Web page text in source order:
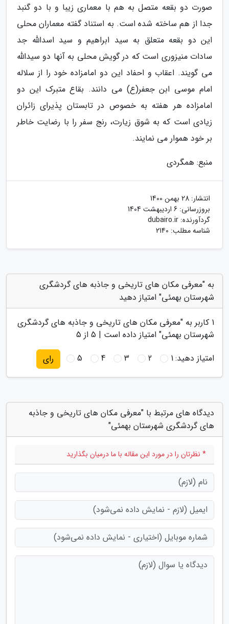
صورت دو بقعه متصل به هم با معماری زیبا و با دو گنبد
جدا از هم ساخته شده است. به استناد گفته معماران محلی
این دو بقعه متعلق به سید ابراهیم و سید اسدالله جد
سادات منیزوری است که در گویش محلی به آنها دو سیدالله
می گویند. اعقاب و احفاد این دو امامزاده خود را از سلاله
امام موسی ابن جعفر(ع) می دانند. بقاع متبرک این دو
امامزاده هر هفته به خصوص در تابستان پذیرای زائران
زیادی است که به شوق زیارت، رنج سفر را با رضایت خاطر
بر خود هموار می نمایند.
منبع: همگردی
انتشار: 28 بهمن 1400
بروزرسانی: 6 اردیبهشت 1404
گردآورنده: dubairo.ir
شناسه مطلب: 2140
به "معرفی مکان های تاریخی و جاذبه های گردشگری
شهرستان بهمئی" امتیاز دهید
1 کاربر به "معرفی مکان های تاریخی و جاذبه های گردشگری
شهرستان بهمئی" امتیاز داده است | 5 از 5
امتیاز دهید:1
2
3
4
5 رای
دیدگاه های مرتبط با "معرفی مکان های تاریخی و جاذبه
های گردشگری شهرستان بهمئی"
* نظرتان را در مورد این مقاله با ما درمیان بگذارید